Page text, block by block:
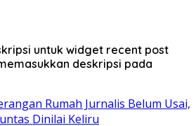
untuk widget recent post
deskripsi pada